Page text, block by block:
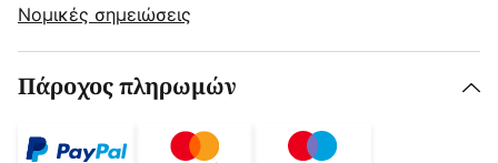
Νομικές σημειώσεις
Πάροχος πληρωμών